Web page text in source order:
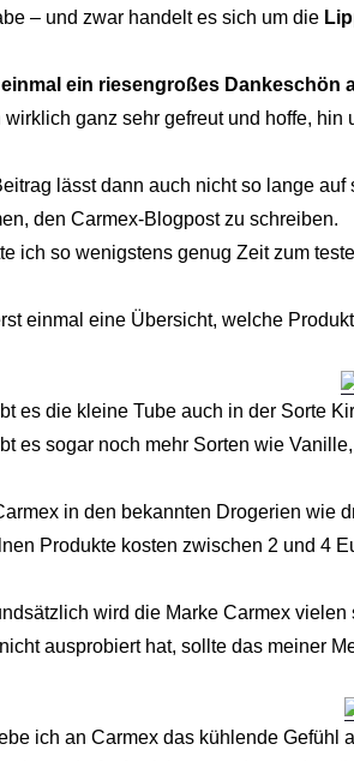
– und zwar handelt es sich um die
ein riesengroßes Dankeschön
wirklich ganz sehr gefreut und hoffe,
lässt dann auch nicht so lange
den Carmex-Blogpost zu schreiben.
ich so wenigstens genug Zeit zum
einmal eine Übersicht, welche
es die kleine Tube auch in der Sorte
es sogar noch mehr Sorten wie
in den bekannten Drogerien
Produkte kosten zwischen 2 und 4
wird die Marke Carmex
ausprobiert hat, sollte das meiner
ich an Carmex das kühlende Gefühl